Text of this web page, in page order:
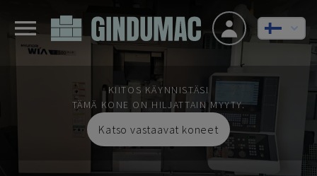
KIITOS KÄYNNISTÄSI
TÄMÄ KONE ON HILJATTAIN MYYTY.
Katso vastaavat koneet